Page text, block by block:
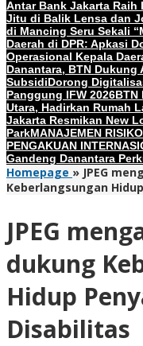
Antar Bank Jakarta Raih
Jitu di Balik Lensa dan
di Mancing Seru Sekali
Daerah di DPR: Apkasi
Operasional Kepala
Danantara, BTN Dukung
SubsidiDorong
Panggung IFW 2026BTN
Utara, Hadirkan Rumah
Jakarta Resmikan New
ParkMANAJEMEN
PENGAKUAN
Gandeng Danantara
Homepage » JPEG
Keberlangsungan
JPEG
dukung
Hidup
Disabilitas